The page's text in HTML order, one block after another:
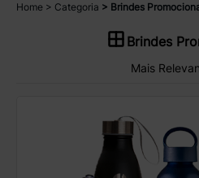
Home Categoria Brindes
Brindes